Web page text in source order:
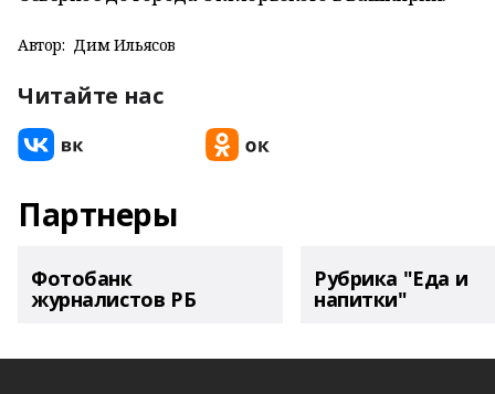
Автор: Дим Ильясов
Читайте нас
Партнеры
Фотобанк
журналистов РБ
Рубрика "Еда и
напитки"